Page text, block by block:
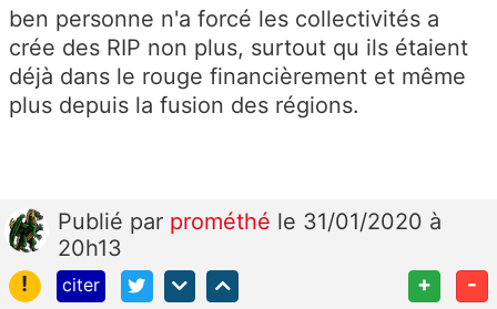
ben personne n'a forcé les collectivités a
crée des RIP non plus, surtout qu ils étaient
déjà dans le rouge financièrement et même
plus depuis la fusion des régions.
Publié par prométhé le 31/01/2020 à
20h13
!
citer + -